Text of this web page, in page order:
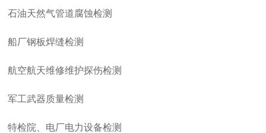
石油天然气管道腐蚀检测
船厂钢板焊缝检测
航空航天维修维护探伤检测
军工武器质量检测
特检院、电厂电力设备检测